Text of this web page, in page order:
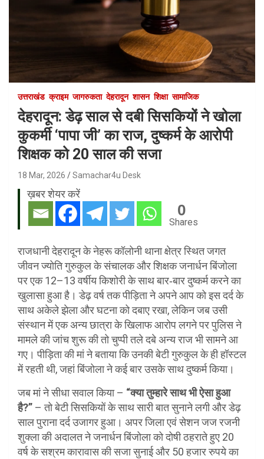
उत्तराखंड क्राइम जागरुकता देहरादून शासन शिक्षा सामाजिक
देहरादून: डेढ़ साल से दबी सिसकियों ने खोला
कुकर्मी ‘पापा जी’ का राज, दुष्कर्म के आरोपी
शिक्षक को 20 साल की सजा
18 Mar, 2026 Samachar4u Desk
ख़बर शेयर करें
0
Shares
राजधानी देहरादून के नेहरू कॉलोनी थाना क्षेत्र स्थित जगत
जीवन ज्योति गुरुकुल के संचालक और शिक्षक जनार्धन बिंजोला
पर एक 12–13 वर्षीय किशोरी के साथ बार‑बार दुष्कर्म करने का
खुलासा हुआ है। डेढ़ वर्ष तक पीड़िता ने अपने आप को इस दर्द के
साथ अकेले झेला और घटना को दबाए रखा, लेकिन जब उसी
संस्थान में एक अन्य छात्रा के खिलाफ आरोप लगने पर पुलिस ने
मामले की जांच शुरू की तो चुप्पी तले दबे अन्य राज भी सामने आ
गए। पीड़िता की मां ने बताया कि उनकी बेटी गुरुकुल के ही हॉस्टल
में रहती थी, जहां बिंजोला ने कई बार उसके साथ दुष्कर्म किया।
जब मां ने सीधा सवाल किया – “क्या तुम्हारे साथ भी ऐसा हुआ
है?” – तो बेटी सिसकियों के साथ सारी बात सुनाने लगी और डेढ़
साल पुराना दर्द उजागर हुआ। अपर जिला एवं सेशन जज रजनी
शुक्ला की अदालत ने जनार्धन बिंजोला को दोषी ठहराते हुए 20
वर्ष के सश्रम कारावास की सजा सुनाई और 50 हजार रुपये का